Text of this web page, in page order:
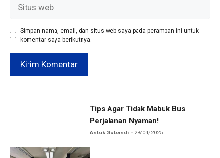
web
Simpan nama, email, dan situs web saya pada peramban ini untuk
komentar saya berikutnya.
Tips Agar Tidak Mabuk Bus
Perjalanan Nyaman!
Antok Subandi 29/04/2025